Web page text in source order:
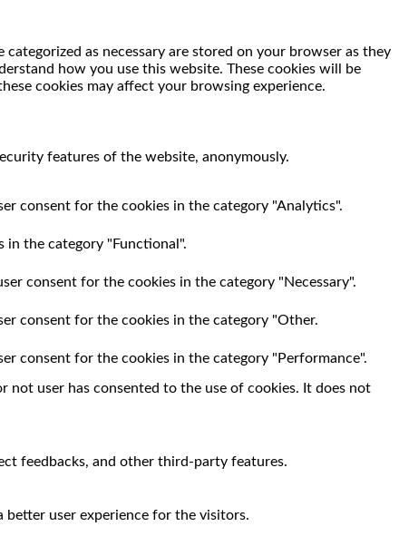
as necessary are stored on your browser as they
how you use this website. These cookies will be
cookies may affect your browsing experience.
features of the website, anonymously.
consent for the cookies in the category "Analytics".
in the category "Functional".
consent for the cookies in the category "Necessary".
consent for the cookies in the category "Other.
consent for the cookies in the category "Performance".
not user has consented to the use of cookies. It does not
feedbacks, and other third-party features.
better user experience for the visitors.